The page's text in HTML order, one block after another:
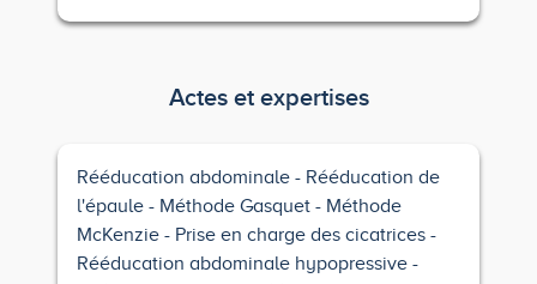
Actes et expertises
Rééducation abdominale
Rééducation de
l'épaule
Méthode Gasquet
Méthode
McKenzie
Prise en charge des cicatrices
Rééducation abdominale hypopressive